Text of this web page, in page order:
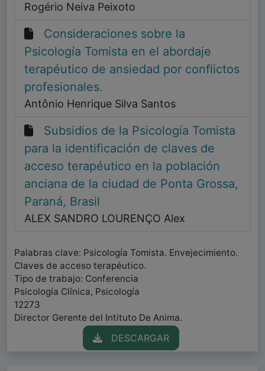
Rogério Neiva Peixoto
Consideraciones sobre la
Psicología Tomista en el abordaje
terapéutico de ansiedad por conflictos
profesionales.
Antônio Henrique Silva Santos
Subsidios de la Psicología Tomista
para la identificación de claves de
acceso terapéutico en la población
anciana de la ciudad de Ponta Grossa,
Paraná, Brasil
ALEX SANDRO LOURENÇO Alex
Palabras clave: Psicología Tomista. Envejecimiento.
Claves de acceso terapéutico.
Tipo de trabajo: Conferencia
Psicología Clínica, Psicología
12273
Director Gerente del Intituto De Anima.
DESCARGAR